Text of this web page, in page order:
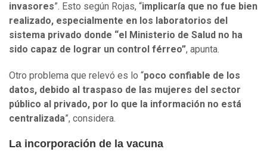
invasores”. Esto según Rojas, “implicaría que no fue bien
realizado, especialmente en los laboratorios del
sistema privado donde “el Ministerio de Salud no ha
sido capaz de lograr un control férreo”, apunta.
Otro problema que relevó es lo “poco confiable de los
datos, debido al traspaso de las mujeres del sector
público al privado, por lo que la información no está
centralizada”, considera.
La incorporación de la vacuna